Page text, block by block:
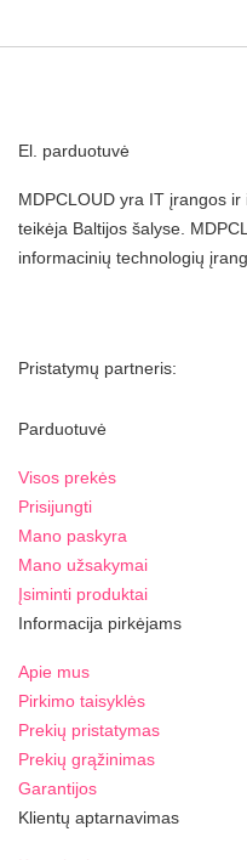
El. parduotuvė
MDPCLOUD yra IT įrangos
teikėja Baltijos šalyse.
informacinių technologių
Pristatymų partneris:
Parduotuvė
Visos prekės
Prisijungti
Mano paskyra
Mano užsakymai
Įsiminti produktai
Informacija pirkėjams
Apie mus
Pirkimo taisyklės
Prekių pristatymas
Prekių grąžinimas
Garantijos
Klientų aptarnavimas